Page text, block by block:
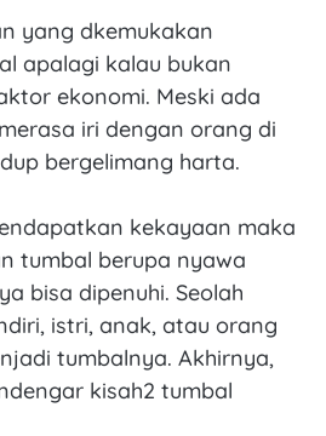
yang dkemukakan
apalagi kalau bukan
ekonomi. Meski ada
iri dengan orang di
bergelimang harta.
kekayaan maka
tumbal berupa nyawa
bisa dipenuhi. Seolah
istri, anak, atau orang
tumbalnya. Akhirnya,
kisah2 tumbal